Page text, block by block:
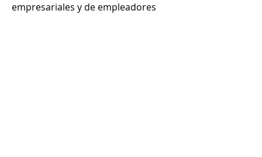
empresariales y de empleadores